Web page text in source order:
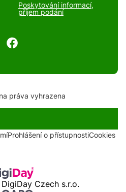
Poskytování informací,
příjem podání
práva vyhrazena
Prohlášení o přístupnostiCookies
Czech s.r.o.